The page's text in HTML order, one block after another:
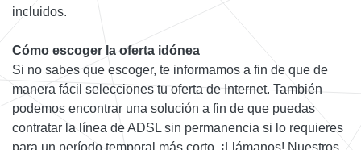
incluidos.
Cómo escoger la oferta idónea
Si no sabes que escoger, te informamos a fin de que de
manera fácil selecciones tu oferta de Internet. También
podemos encontrar una solución a fin de que puedas
contratar la línea de ADSL sin permanencia si lo requieres
para un período temporal más corto. ¡Llámanos! Nuestros